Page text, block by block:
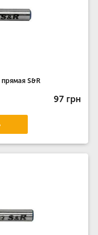
S&R
97 грн